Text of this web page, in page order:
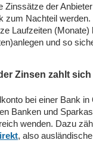
Zinssätze der
zum Nachteil
Laufzeiten
und so
Zinsen zahlt
bei einer Bank
Banken und
wenden. Dazu
, also